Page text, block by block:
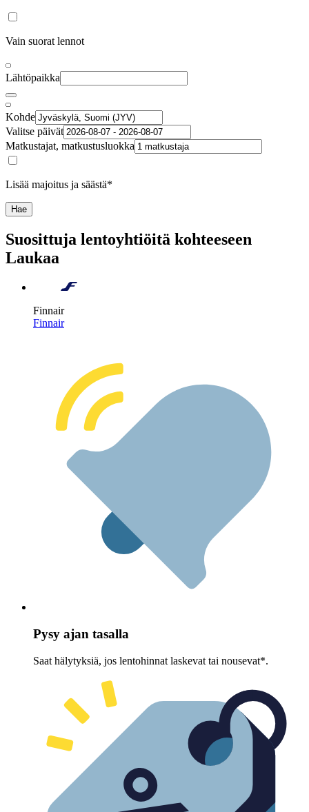
Vain suorat lennot
Lähtöpaikka
Kohde
Valitse päivät
Matkustajat, matkustusluokka
Lisää majoitus ja säästä*
Hae
Suosittuja lentoyhtiöitä kohteeseen
Laukaa
Finnair
Finnair
Pysy ajan tasalla
Saat hälytyksiä, jos lentohinnat laskevat tai nousevat*.